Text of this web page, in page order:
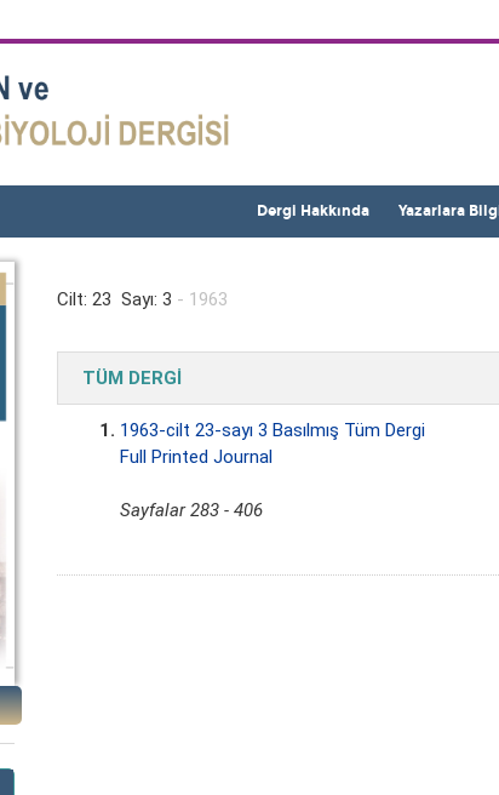
Dergi Hakkında Yazarlara Bilgi
Cilt: 23 Sayı: 3 - 1963
TÜM DERGİ
1. 1963-cilt 23-sayı 3 Basılmış Tüm Dergi
Full Printed Journal
Sayfalar 283 - 406